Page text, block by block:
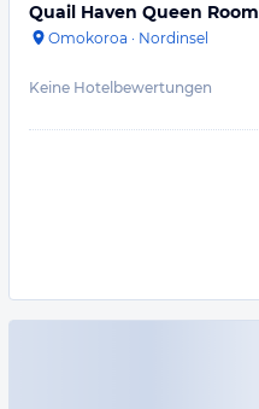
Quail Haven Queen Room
Omokoroa · Nordinsel
Keine Hotelbewertungen